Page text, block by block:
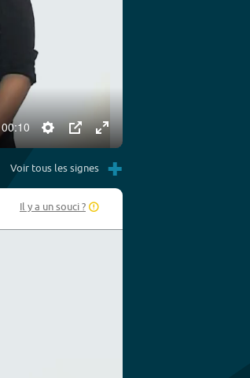
00:10
Settings
PIP Enter
fullscreen
Voir tous les signes +
Il y a un souci ?